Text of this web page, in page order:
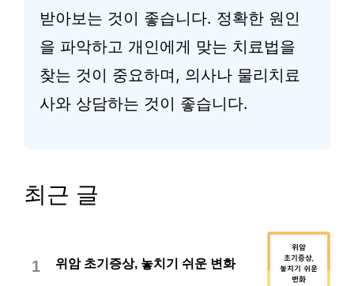
받아보는 것이 좋습니다. 정확한 원인
을 파악하고 개인에게 맞는 치료법을
찾는 것이 중요하며, 의사나 물리치료
사와 상담하는 것이 좋습니다.
최근 글
1 위암 초기증상, 놓치기 쉬운 변화